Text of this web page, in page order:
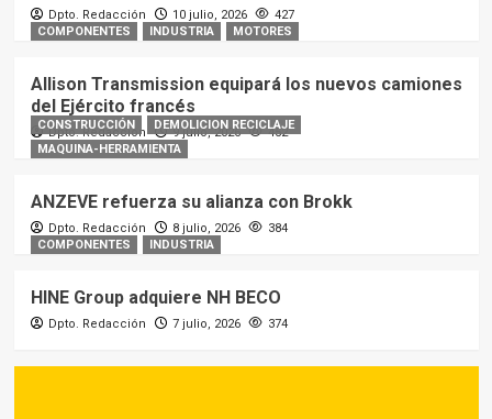
Dpto. Redacción 10 julio, 2026
427
COMPONENTES
INDUSTRIA MOTORES
Allison Transmission equipará los nuevos camiones
del Ejército francés
Dpto. Redacción 9 julio, 2026 452
CONSTRUCCIÓN
DEMOLICION RECICLAJE
MAQUINA-HERRAMIENTA
ANZEVE refuerza su alianza con Brokk
Dpto. Redacción 8 julio, 2026
384
COMPONENTES
INDUSTRIA
HINE Group adquiere NH BECO
Dpto. Redacción 7 julio, 2026 374